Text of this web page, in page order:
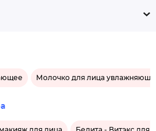
Молочко для лица